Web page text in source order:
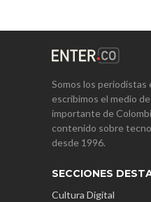
Somos los periodistas
escribimos el medio
importante de
contenido sobre
desde 1996.
SECCIONES
Cultura Digital